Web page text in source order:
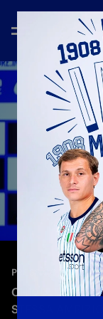
PRESS
CHIVU:
STESSA